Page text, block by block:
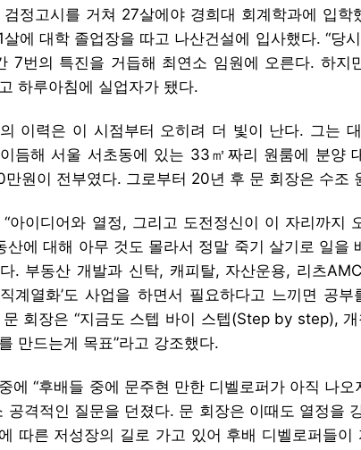
검정고시를 거쳐 27살에야 경희대 회계학과에 입학
에 대학 졸업장을 따고 나산건설에 입사했다. “당
7번의 특진을 거듭해 최연소 임원에 오른다. 하지
하루아침에 실업자가 됐다.
이력은 이 시점부터 오히려 더 빛이 난다. 그는
듬해 서울 서초동에 있는 33㎡짜리 원룸에 분양
원이 전부였다. 그로부터 20년 후 문 회장은 수조
아이디어와 열정, 그리고 도전정신이 이 자리까지
산에 대해 아무 것도 몰라서 정말 죽기 살기로 일을
. 부동산 개발과 신탁, 캐피탈, 자산운용, 리츠
계열화’도 사업을 하면서 필요하다고 느끼면 공
회장은 “지금도 스텝 바이 스텝(Step by step),
만드는게 목표”라고 강조했다.
에 “후배들 중에 문주현 만한 디벨로퍼가 아직 나
공격적인 질문을 던졌다. 문 회장은 이때도 열정을
따른 저성장의 길로 가고 있어 후배 디벨로퍼들